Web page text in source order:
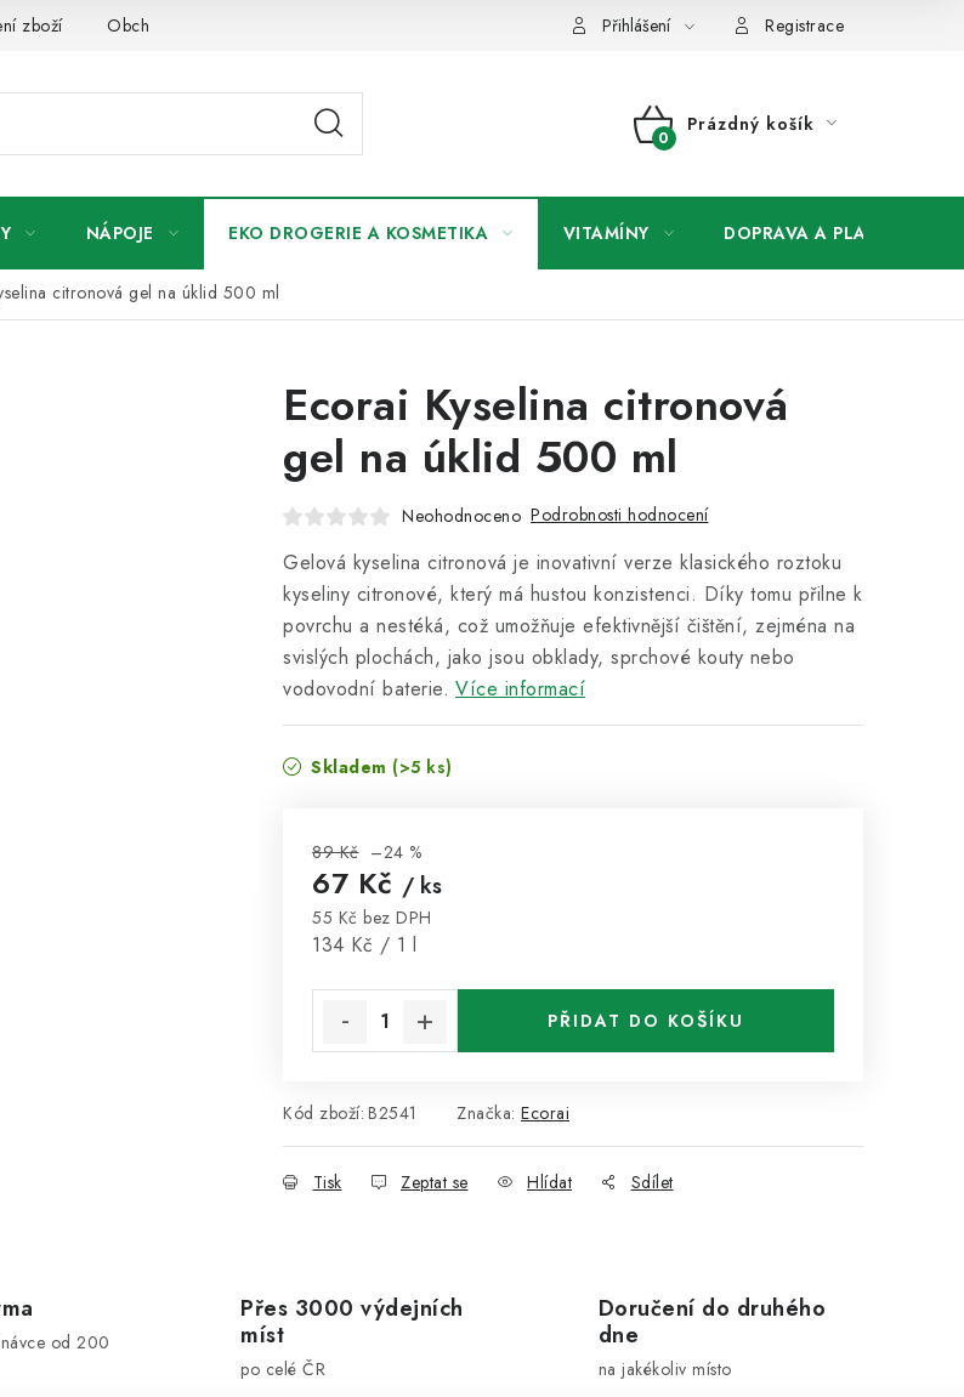
zboží Obchodní podmínky Přihlášení Registrace
NÁKUPNÍ
Prázdný košík
NÁPOJE EKO DROGERIE A KOSMETIKA VITAMÍNY DOPRAVA A PLATBA
citronová gel na úklid 500 ml
Ecorai Kyselina citronová
gel na úklid 500 ml
Neohodnoceno Podrobnosti hodnocení
Gelová kyselina citronová je inovativní verze klasického roztoku
kyseliny citronové, který má hustou konzistenci. Díky tomu přilne k
povrchu a nestéká, což umožňuje efektivnější čištění, zejména na
svislých plochách, jako jsou obklady, sprchové kouty nebo
vodovodní baterie. Více informací
Skladem (>5 ks)
89 Kč –24 %
67 Kč / ks
55 Kč bez DPH
Měrná cena:
134 Kč / 1 l
PŘIDAT DO KOŠÍKU
Kód zboží: B2541 Značka: Ecorai
Tisk Zeptat se Hlídat Sdílet
od 200
Přes 3000 výdejních
míst
po celé ČR
Doručení do druhého
dne
na jakékoliv místo